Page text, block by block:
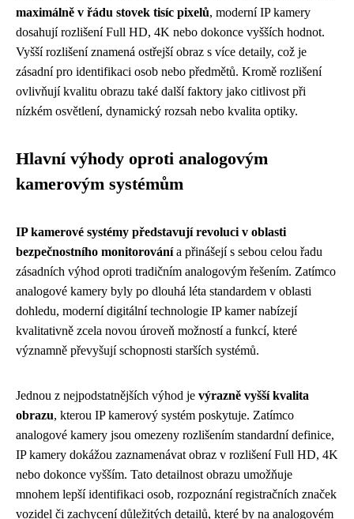
maximálně v řádu stovek tisíc pixelů, moderní IP kamery
dosahují rozlišení Full HD, 4K nebo dokonce vyšších hodnot.
Vyšší rozlišení znamená ostřejší obraz s více detaily, což je
zásadní pro identifikaci osob nebo předmětů. Kromě rozlišení
ovlivňují kvalitu obrazu také další faktory jako citlivost při
nízkém osvětlení, dynamický rozsah nebo kvalita optiky.
Hlavní výhody oproti analogovým
kamerovým systémům
IP kamerové systémy představují revoluci v oblasti
bezpečnostního monitorovánía přinášejí s sebou celou řadu
zásadních výhod oproti tradičním analogovým řešením. Zatímco
analogové kamery byly po dlouhá léta standardem v oblasti
dohledu, moderní digitální technologie IP kamer nabízejí
kvalitativně zcela novou úroveň možností a funkcí, které
významně převyšují schopnosti starších systémů.
Jednou z nejpodstatnějších výhod je výrazně vyšší kvalita
obrazu, kterou IP kamerový systém poskytuje. Zatímco
analogové kamery jsou omezeny rozlišením standardní definice,
IP kamery dokážou zaznamenávat obraz v rozlišení Full HD, 4K
nebo dokonce vyšším. Tato detailnost obrazu umožňuje
mnohem lepší identifikaci osob, rozpoznání registračních značek
vozidel či zachycení důležitých detailů, které by na analogovém